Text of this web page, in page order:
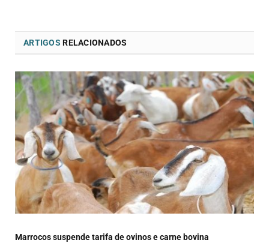
ARTIGOS RELACIONADOS
Marrocos suspende tarifa de ovinos e carne bovina